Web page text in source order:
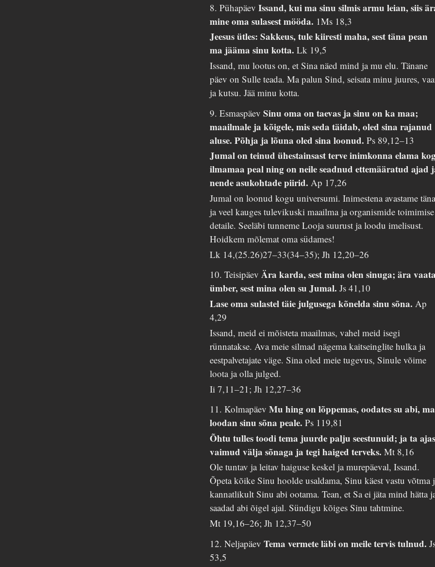
8. PühapäevIssand, kui ma sinu silmis armu leian, siis
mine oma sulasest mööda. 1Ms 18,3
Jeesus ütles: Sakkeus, tule kiiresti maha, sest täna pean
ma jääma sinu kotta.Lk 19,5
Issand, mu lootus on, et Sina näed mind ja mu elu. Tänane
päev on Sulle teada. Ma palun Sind, seisata minu juures,
ja kutsu. Jää minu kotta.
9. EsmaspäevSinu oma on taevas ja sinu on ka maa;
maailmale ja kõigele, mis seda täidab, oled sina rajanud
aluse. Põhja ja lõuna oled sina loonud.Ps 89,12–13
Jumal on teinud ühestainsast terve inimkonna elama
ilmamaa peal ning on neile seadnud ettemääratud ajad
nende asukohtade piirid.Ap 17,26
Jumal on loonud kogu universumi. Inimestena avastame
ja veel kauges tulevikuski maailma ja organismide toimimise
detaile. Seeläbi tunneme Looja suurust ja loodu imelisust.
Hoidkem mõlemat oma südames!
Lk 14,(25.26)27–33(34–35); Jh 12,20–26
10. TeisipäevÄra karda, sest mina olen sinuga; ära
ümber, sest mina olen su Jumal.Js 41,10
Lase oma sulastel täie julgusega kõnelda sinu sõna.Ap
4,29
Issand, meid ei mõisteta maailmas, vahel meid isegi
rünnatakse. Ava meie silmad nägema kaitseinglite hulka ja
eestpalvetajate väge. Sina oled meie tugevus, Sinule võime
loota ja olla julged.
Ii 7,11–21; Jh 12,27–36
11. KolmapäevMu hing on lõppemas, oodates su abi, ma
loodan sinu sõna peale.Ps 119,81
Õhtu tulles toodi tema juurde palju seestunuid; ja ta
vaimud välja sõnaga ja tegi haiged terveks.Mt 8,16
Ole tuntav ja leitav haiguse keskel ja murepäeval, Issand.
Õpeta kõike Sinu hoolde usaldama, Sinu käest vastu võtma
kannatlikult Sinu abi ootama. Tean, et Sa ei jäta mind hätta
saadad abi õigel ajal. Sündigu kõiges Sinu tahtmine.
Mt 19,16–26; Jh 12,37–50
12. NeljapäevTema vermete läbi on meile tervis tulnud.
53,5